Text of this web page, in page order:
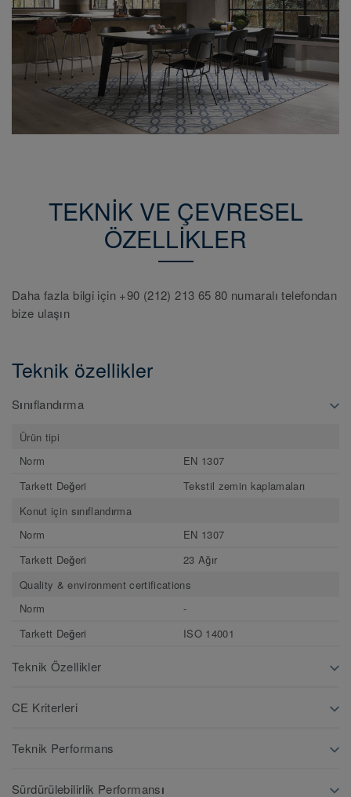
TEKNİK VE ÇEVRESEL
ÖZELLİKLER
Daha fazla bilgi için +90 (212) 213 65 80 numaralı telefondan
bize ulaşın
Teknik özellikler
Sınıflandırma
Ürün tipi
Norm
EN 1307
Tarkett Değeri
Tekstil zemin kaplamaları
Konut için sınıflandırma
Norm
EN 1307
Tarkett Değeri
23 Ağır
Quality & environment certifications
Norm
-
Tarkett Değeri
ISO 14001
Teknik Özellikler
CE Kriterleri
Teknik Performans
Sürdürülebilirlik Performansı